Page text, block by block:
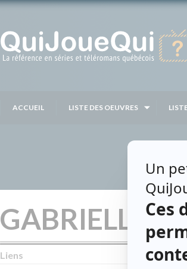
ACCUEIL LISTE DES OEUVRES
GABRIELLE
Liens